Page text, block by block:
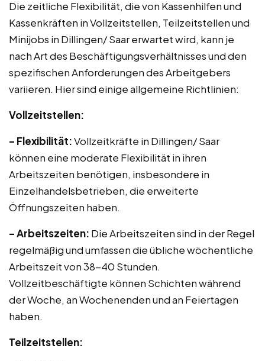
Die zeitliche Flexibilität, die von Kassenhilfen und
Kassenkräften in Vollzeitstellen, Teilzeitstellen und
Minijobs in Dillingen/ Saar erwartet wird, kann je
nach Art des Beschäftigungsverhältnisses und den
spezifischen Anforderungen des Arbeitgebers
variieren. Hier sind einige allgemeine Richtlinien:
Vollzeitstellen:
– Flexibilität:Vollzeitkräfte in Dillingen/ Saar
können eine moderate Flexibilität in ihren
Arbeitszeiten benötigen, insbesondere in
Einzelhandelsbetrieben, die erweiterte
Öffnungszeiten haben.
– Arbeitszeiten: Die Arbeitszeiten sind in der Regel
regelmäßig und umfassen die übliche wöchentliche
Arbeitszeit von 38-40 Stunden.
Vollzeitbeschäftigte können Schichten während
der Woche, an Wochenenden und an Feiertagen
haben.
Teilzeitstellen: